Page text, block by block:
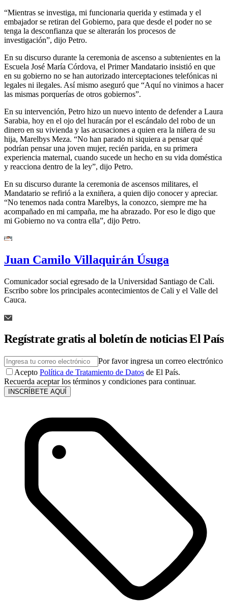
“Mientras se investiga, mi funcionaria querida y estimada y el
embajador se retiran del Gobierno, para que desde el poder no se
tenga la desconfianza que se alterarán los procesos de
investigación”, dijo Petro.
En su discurso durante la ceremonia de ascenso a subtenientes en la
Escuela José María Córdova, el Primer Mandatario insistió en que
en su gobierno no se han autorizado interceptaciones telefónicas ni
legales ni ilegales. Así mismo aseguró que “Aquí no vinimos a hacer
las mismas porquerías de otros gobiernos”.
En su intervención, Petro hizo un nuevo intento de defender a Laura
Sarabia, hoy en el ojo del huracán por el escándalo del robo de un
dinero en su vivienda y las acusaciones a quien era la niñera de su
hija, Marelbys Meza. “No han parado ni siquiera a pensar qué
podrían pensar una joven mujer, recién parida, en su primera
experiencia maternal, cuando sucede un hecho en su vida doméstica
y reacciona dentro de la ley”, dijo Petro.
En su discurso durante la ceremonia de ascensos militares, el
Mandatario se refirió a la exniñera, a quien dijo conocer y apreciar.
“No tenemos nada contra Marelbys, la conozco, siempre me ha
acompañado en mi campaña, me ha abrazado. Por eso le digo que
mi Gobierno no va contra ella”, dijo Petro.
Juan Camilo Villaquirán Úsuga
Comunicador social egresado de la Universidad Santiago de Cali.
Escribo sobre los principales acontecimientos de Cali y el Valle del
Cauca.
Regístrate gratis al boletín de noticias El País
Por favor ingresa un correo electrónico
Acepto Política de Tratamiento de Datos de El País.
Recuerda aceptar los términos y condiciones para continuar.
INSCRÍBETE AQUÍ